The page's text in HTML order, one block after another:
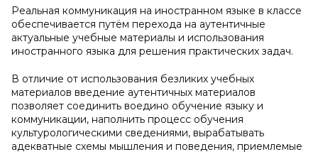
Реальная коммуникация на иностранном языке в классе
обеспечивается путём перехода на аутентичные
актуальные учебные материалы и использования
иностранного языка для решения практических задач.
В отличие от использования безликих учебных
материалов введение аутентичных материалов
позволяет соединить воедино обучение языку и
коммуникации, наполнить процесс обучения
культурологическими сведениями, вырабатывать
адекватные схемы мышления и поведения, приемлемые